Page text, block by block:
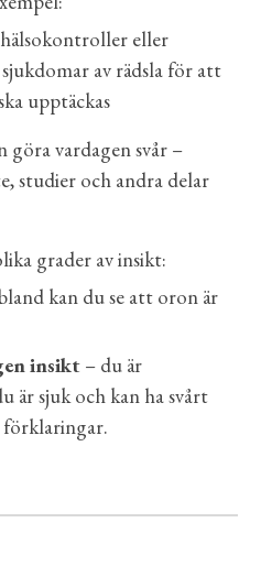
eller
av rädsla för att
upptäckas
göra vardagen svår –
studier och andra delar
grader av insikt:
kan du se att oron är
insikt– du är
är sjuk och kan ha svårt